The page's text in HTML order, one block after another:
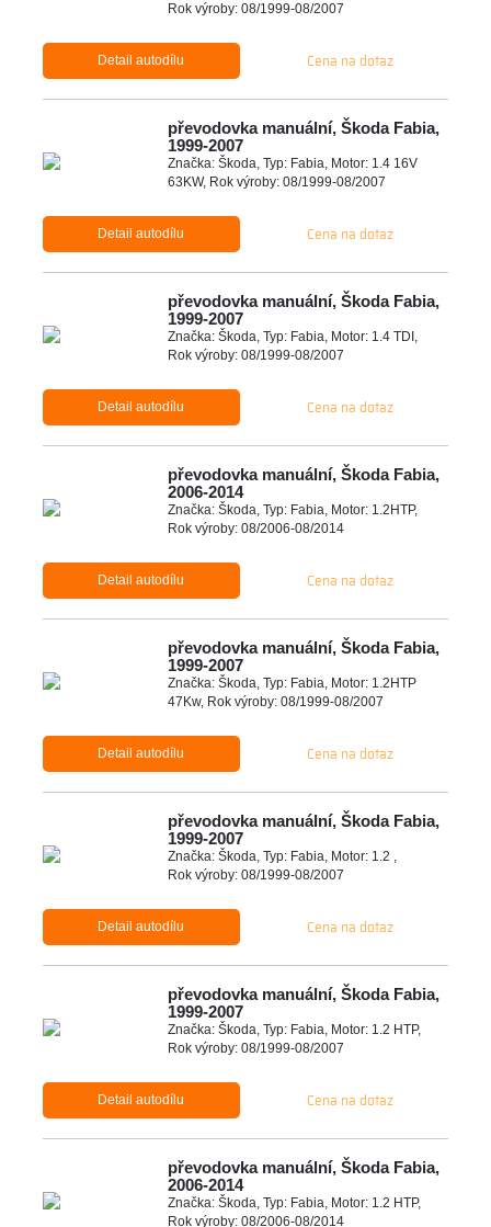
Rok výroby: 08/1999-08/2007
Detail autodílu Cena na dotaz
převodovka manuální, Škoda Fabia,
1999-2007
Značka: Škoda, Typ: Fabia, Motor: 1.4 16V
63KW, Rok výroby: 08/1999-08/2007
Detail autodílu Cena na dotaz
převodovka manuální, Škoda Fabia,
1999-2007
Značka: Škoda, Typ: Fabia, Motor: 1.4 TDI,
Rok výroby: 08/1999-08/2007
Detail autodílu Cena na dotaz
převodovka manuální, Škoda Fabia,
2006-2014
Značka: Škoda, Typ: Fabia, Motor: 1.2HTP,
Rok výroby: 08/2006-08/2014
Detail autodílu Cena na dotaz
převodovka manuální, Škoda Fabia,
1999-2007
Značka: Škoda, Typ: Fabia, Motor: 1.2HTP
47Kw, Rok výroby: 08/1999-08/2007
Detail autodílu Cena na dotaz
převodovka manuální, Škoda Fabia,
1999-2007
Značka: Škoda, Typ: Fabia, Motor: 1.2 ,
Rok výroby: 08/1999-08/2007
Detail autodílu Cena na dotaz
převodovka manuální, Škoda Fabia,
1999-2007
Značka: Škoda, Typ: Fabia, Motor: 1.2 HTP,
Rok výroby: 08/1999-08/2007
Detail autodílu Cena na dotaz
převodovka manuální, Škoda Fabia,
2006-2014
Značka: Škoda, Typ: Fabia, Motor: 1.2 HTP,
Rok výroby: 08/2006-08/2014